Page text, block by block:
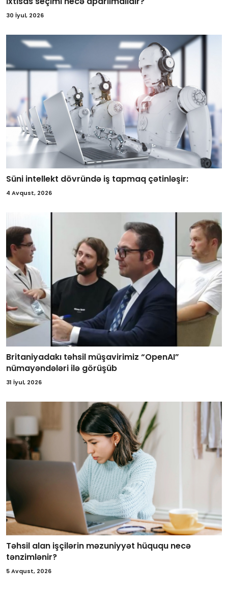
30 İyul, 2026
Süni intellekt dövründə iş tapmaq çətinləşir:
4 Avqust, 2026
Britaniyadakı təhsil müşavirimiz “OpenAI”
nümayəndələri ilə görüşüb
31 İyul, 2026
Təhsil alan işçilərin məzuniyyət hüququ necə
tənzimlənir?
5 Avqust, 2026